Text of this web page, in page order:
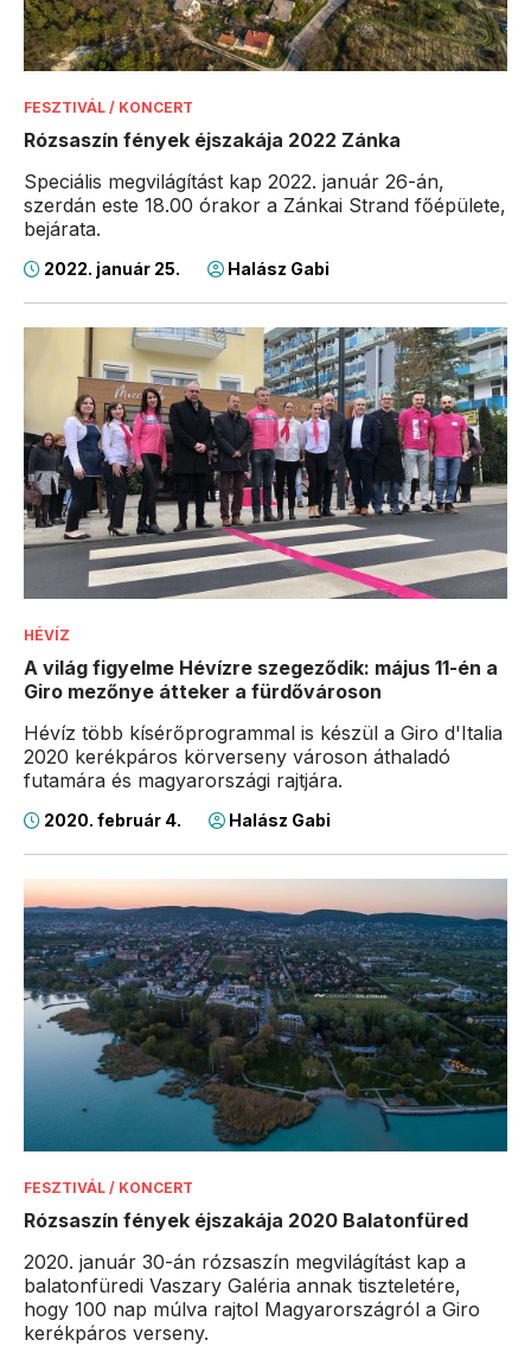
FESZTIVÁL / KONCERT
Rózsaszín fények éjszakája 2022 Zánka
Speciális megvilágítást kap 2022. január 26-án,
szerdán este 18.00 órakor a Zánkai Strand főépülete,
bejárata.
2022. január 25. Halász Gabi
HÉVÍZ
A világ figyelme Hévízre szegeződik: május 11-én a
Giro mezőnye átteker a fürdővároson
Hévíz több kísérőprogrammal is készül a Giro d'Italia
2020 kerékpáros körverseny városon áthaladó
futamára és magyarországi rajtjára.
2020. február 4. Halász Gabi
FESZTIVÁL / KONCERT
Rózsaszín fények éjszakája 2020 Balatonfüred
2020. január 30-án rózsaszín megvilágítást kap a
balatonfüredi Vaszary Galéria annak tiszteletére,
hogy 100 nap múlva rajtol Magyarországról a Giro
kerékpáros verseny.